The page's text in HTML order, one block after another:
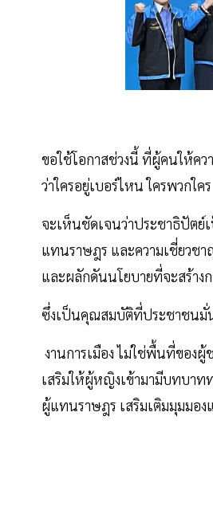
ขอใช้โอกาสช่วงนี้ ที่ผู้คนให้ค
ว่าใครอยู่เบอร์ไหน ใครพวกใคร
จะเห็นชัดเจนว่าประชาธิปัตย์
แทนราษฎร และความเชี่ยวช
และผลักดันนโยบายที่จะสร้าง
ซึ่งเป็นคุณสมบัติที่ประชาชนมั่น
งานการเมือง ไม่ใช่พื้นที่ของ
เสริมให้ผู้หญิงเข้ามามีบทบาท
ผู้แทนราษฎร เสริมเติมมุมมอ